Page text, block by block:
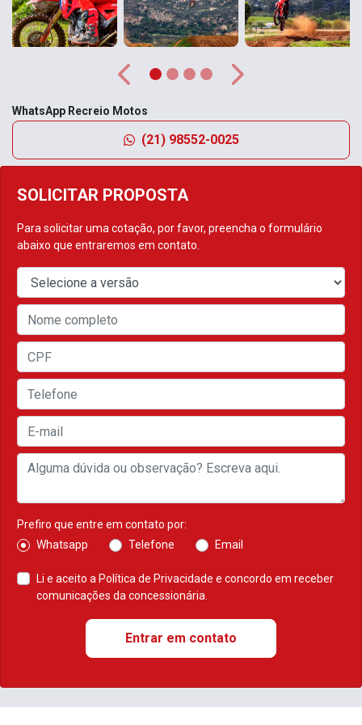
SOLICITAR PROPOSTA
Para solicitar uma cotação, por favor, preencha o formulário
abaixo que entraremos em contato.
Prefiro que entre em contato por:
Whatsapp
Telefone Email
Li e aceito a Política de Privacidade e concordo em receber
comunicações da concessionária.
Entrar em contato
Anterior Próximo
WhatsApp Recreio Motos
(21) 98552-0025